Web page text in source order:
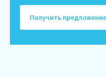
Получить предложение